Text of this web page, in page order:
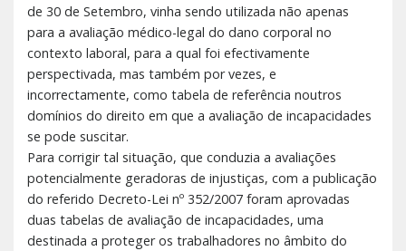
de 30 de Setembro, vinha sendo utilizada não apenas
para a avaliação médico-legal do dano corporal no
contexto laboral, para a qual foi efectiva­mente
perspectivada, mas também por vezes, e
incorrectamente, como tabela de referência noutros
domínios do direito em que a avaliação de incapacidades
se pode suscitar.
Para corrigir tal situação, que conduzia a avaliações
potencialmente geradoras de injusti­ças, com a publicação
do referido Decreto-Lei nº 352/2007 foram aprovadas
duas tabelas de avaliação de incapacidades, uma
destinada a proteger os trabalhadores no âmbito do